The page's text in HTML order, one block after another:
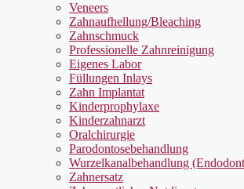
Veneers
Zahnaufhellung/Bleaching
Zahnschmuck
Professionelle Zahnreinigung
Eigenes Labor
Füllungen Inlays
Zahn Implantat
Kinderprophylaxe
Kinderzahnarzt
Oralchirurgie
Parodontosebehandlung
Wurzelkanalbehandlung
Zahnersatz